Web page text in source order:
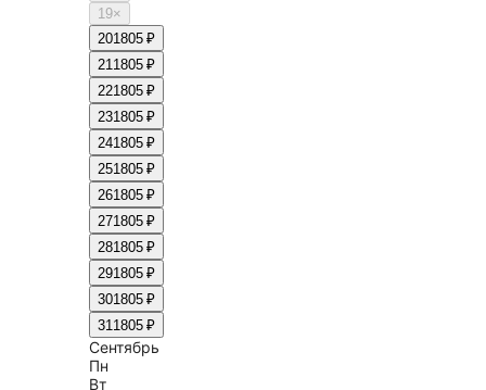
19×
201805 ₽
211805 ₽
221805 ₽
231805 ₽
241805 ₽
251805 ₽
261805 ₽
271805 ₽
281805 ₽
291805 ₽
301805 ₽
311805 ₽
Сентябрь
Пн
Вт